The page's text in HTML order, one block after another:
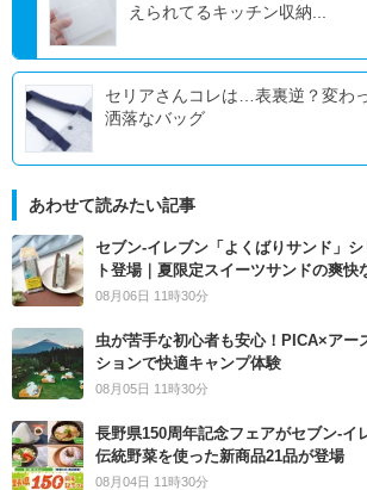
えられてるキッチン収納...
セリアさんコレは…表裏逆？変わ
洒落なバッグ
あわせて読みたい記事
セブン‐イレブン「よくばりサンド」
ト登場｜夏限定スイーツサンドの爽快
08月06日 11時30分
虫が苦手な初心者も安心！PICA×アー
ションで快適キャンプ体験
08月05日 11時30分
長野県150周年記念フェアがセブン-
伝統野菜を使った新商品21品が登場
08月04日 11時30分